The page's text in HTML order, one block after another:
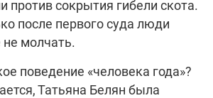
против сокрытия гибели скота.
после первого суда люди
молчать.
поведение «человека года»?
Татьяна Белян была